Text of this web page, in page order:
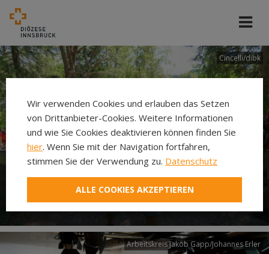
Cincelli/dibk
Neuer Pilgerweg Via
Laudato si’
Arbeitskreis Jakob Gapp/Johannes Erler
Wir verwenden Cookies und erlauben das Setzen
von Drittanbieter-Cookies. Weitere Informationen
und wie Sie Cookies deaktivieren können finden Sie
hier. Wenn Sie mit der Navigation fortfahren,
stimmen Sie der Verwendung zu. Datenschutz
ALLE COOKIES AKZEPTIEREN